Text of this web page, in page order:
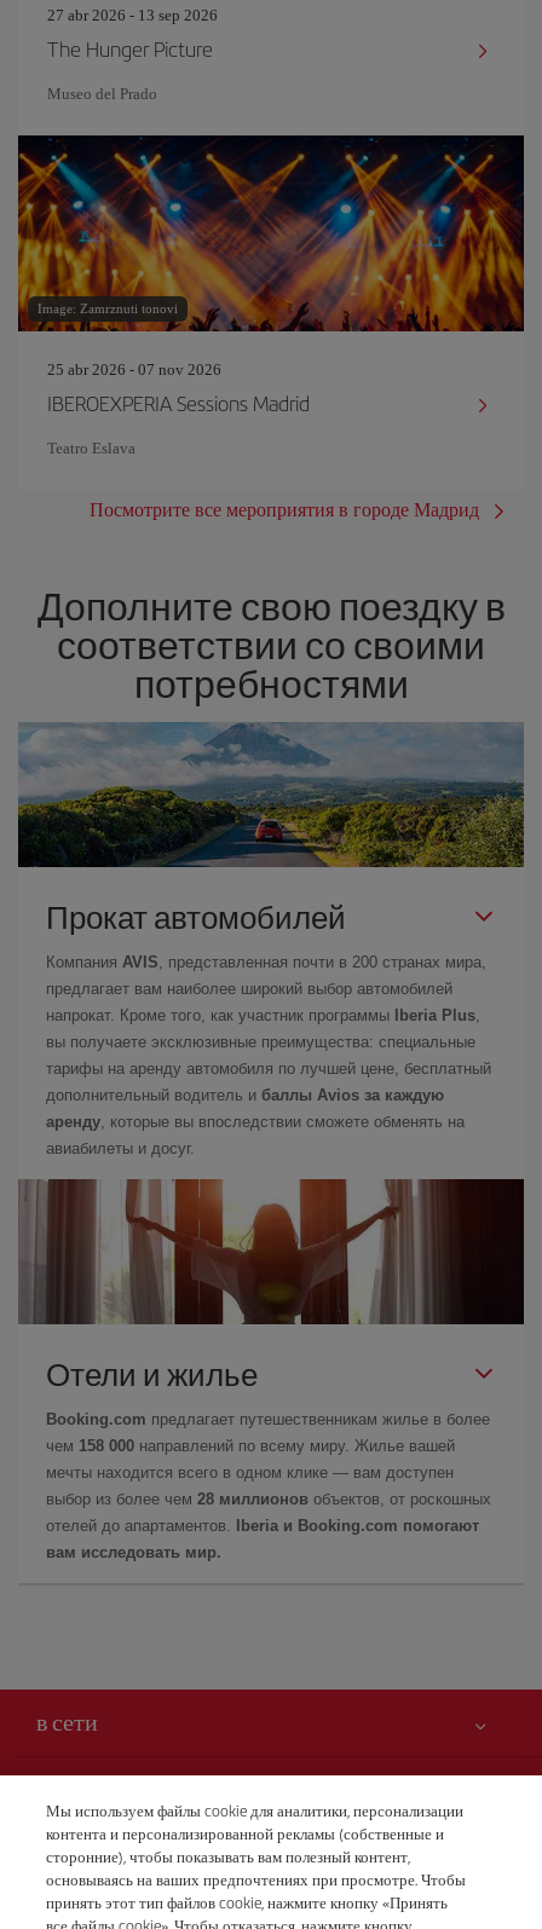
27 abr 2026 - 13 sep 2026
The Hunger Picture
Museo del Prado
Image: Zamrznuti tonovi
25 abr 2026 - 07 nov 2026
IBEROEXPERIA Sessions Madrid
Teatro Eslava
Посмотрите все мероприятия в городе Мадрид
Дополните свою поездку в
соответствии со своими
потребностями
Прокат автомобилей
Компания AVIS, представленная почти в 200 странах мира,
предлагает вам наиболее широкий выбор автомобилей
напрокат. Кроме того, как участник программы
Iberia Plus,
вы получаете эксклюзивные преимущества: специальные
тарифы на аренду автомобиля по лучшей цене, бесплатный
дополнительный водитель и баллы Avios за каждую
аренду, которые вы впоследствии сможете обменять на
авиабилеты и досуг.
Отели и жилье
Booking.com предлагает путешественникам жилье в более
чем 158 000 направлений по всему миру. Жилье вашей
мечты находится всего в одном клике — вам доступен
выбор из более чем 28 миллионов объектов, от роскошных
отелей до апартаментов.
Iberia и Booking.com помогают
вам исследовать мир.
в сети
Безопасность — прежде всего
Заявление о доступности
Обязательства по обслуживанию
Iberia – это также
новости и новинки
Мы используем файлы cookie для аналитики, персонализации
контента и персонализированной рекламы (собственные и
сторонние), чтобы показывать вам полезный контент,
основываясь на ваших предпочтениях при просмотре. Чтобы
принять этот тип файлов cookie, нажмите кнопку «Принять